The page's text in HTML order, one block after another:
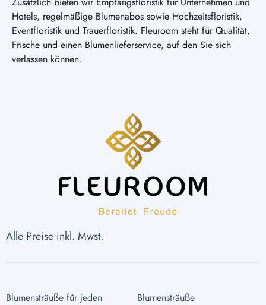
Hotels, regelmäßige Blumenabos sowie Hochzeitsfloristik,
Eventfloristik und Trauerfloristik. Fleuroom steht für Qualität,
Frische und einen Blumenlieferservice, auf den Sie sich
verlassen können.
Alle Preise inkl. Mwst.
Blumensträuße für jeden
Blumensträuße